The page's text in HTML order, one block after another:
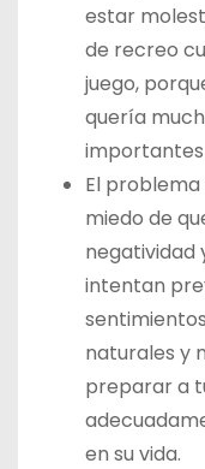
estar
de recreo
juego,
quería
El
miedo de
negatividad
intentan
naturales y
preparar a
en su vida.